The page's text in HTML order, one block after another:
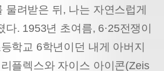
물려받은 뒤, 나는 자연스럽게
다. 1953년 초여름, 6·25전쟁이
학교 6학년이던 내게 아버지
플렉스와 자이스 아이콘(Zeis